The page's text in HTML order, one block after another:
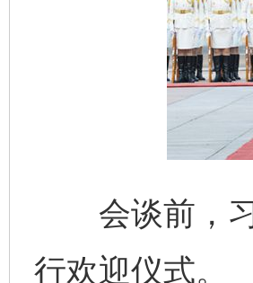
会谈前，习
行欢迎仪式。
网上购药对药下症？